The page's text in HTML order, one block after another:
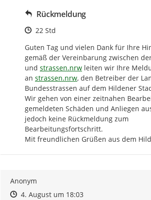
Rückmeldung
Zeitpunkt des Erstellens
22 Std
Guten Tag und vielen Dank für Ihre
gemäß der Vereinbarung zwischen
und http://
strassen.nrw leiten wir Ihre
an http://
strassen.nrw, den Betreiber der
Bundesstrassen auf dem Hildener
Wir gehen von einer zeitnahen
gemeldeten Schäden und Anliegen
jedoch keine Rückmeldung zum
Bearbeitungsfortschritt.
Mit freundlichen Grüßen aus dem
Anonym
Zeitpunkt des Erstellens
Zeitpunkt des Erstellens
4. August um 18:03Zur Äußerung